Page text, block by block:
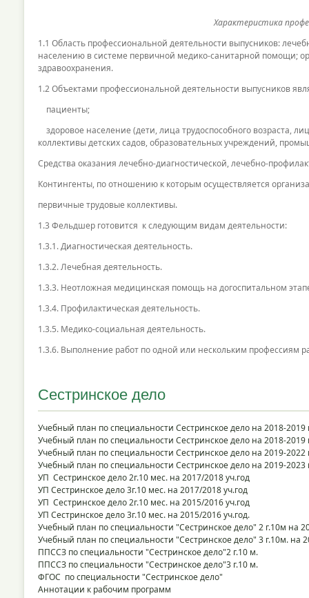
Характеристика
1.1 Область профессиональной деятельности выпусников:
населению в системе первичной медико-санитарной помощи;
здравоохранения.
1.2 Объектами профессиональной деятельности выпусников
пациенты;
здоровое население (дети, лица трудоспособного возраста,
коллективы детских садов, образовательных учреждений,
Средства оказания лечебно-диагностической, лечебно-
Контингенты, по отношению к которым осуществляется
первичные трудовые коллективы.
1.3 Фельдшер готовится к следующим видам деятельности:
1.3.1. Диагностическая деятельность.
1.3.2. Лечебная деятельность.
1.3.3. Неотложная медицинская помощь на догоспитальном
1.3.4. Профилактическая деятельность.
1.3.5. Медико-социальная деятельность.
1.3.6. Выполнение работ по одной или нескольким профессиям
Сестринское дело
Учебный план по специальности Сестринское дело на 2018-2019
Учебный план по специальности Сестринское дело на 2018-2019
Учебный план по специальности Сестринское дело на 2019-2022
Учебный план по специальности Сестринское дело на 2019-2023
УП Сестринское дело 2г.10 мес. на 2017/2018 уч.год
УП Сестринское дело 3г.10 мес. на 2017/2018 уч.год
УП Сестринское дело 2г.10 мес. на 2015/2016 уч.год
УП Сестринское дело 3г.10 мес. на 2015/2016 уч.год.
Учебный план по специальности "Сестринское дело" 2 г.10м на
Учебный план по специальности "Сестринское дело" 3 г.10м. на
ППССЗ по специальности "Сестринское дело"2 г.10 м.
ППССЗ по специальности "Сестринское дело"3 г.10 м.
ФГОС по специальности "Сестринское дело"
Аннотации к рабочим программ